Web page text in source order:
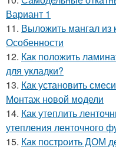
Вариант 1
11. Выложить мангал из
Особенности
12. Как положить
для укладки?
13. Как установить
Монтаж новой модели
14. Как утеплить
утепления ленточного
15. Как построить ДОМ